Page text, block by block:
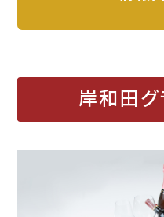
岸和田グ